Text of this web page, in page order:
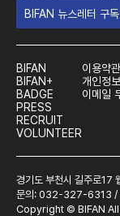
BIFAN 뉴스레터 구독
BIFAN
BIFAN+
BADGE
PRESS
RECRUIT
VOLUNTEER
이용약관
개인정
이메일
경기도 부천시 길주로17
문의: 032-327-6313
Copyright © BIFAN